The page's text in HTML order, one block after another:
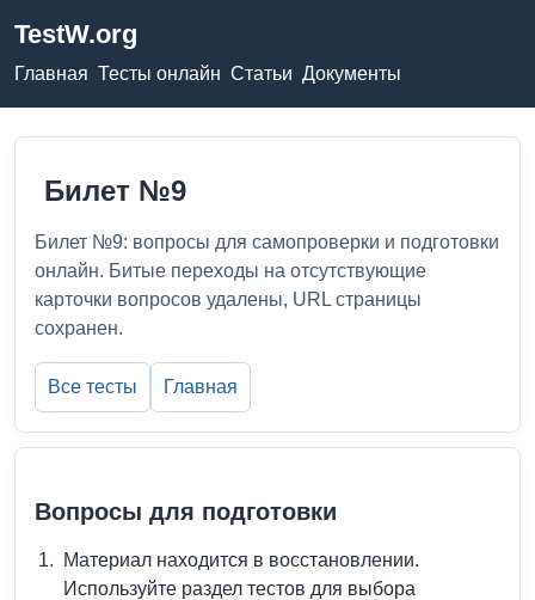
TestW.org
Главная Тесты онлайн Статьи Документы
Билет №9
Билет №9: вопросы для самопроверки и подготовки
онлайн. Битые переходы на отсутствующие
карточки вопросов удалены, URL страницы
сохранен.
Все тесты Главная
Вопросы для подготовки
Материал находится в восстановлении.
Используйте раздел тестов для выбора